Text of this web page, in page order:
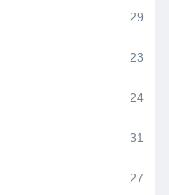
29
23
24
31
27